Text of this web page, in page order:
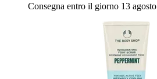
Consegna entro il giorno 13 agosto